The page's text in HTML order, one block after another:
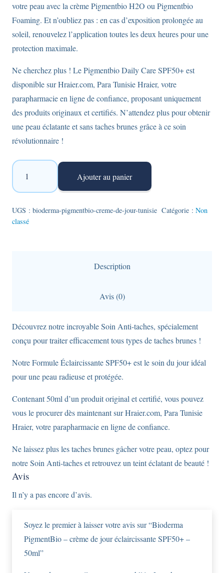
votre peau avec la crème Pigmentbio H2O ou Pigmentbio
Foaming. Et n’oubliez pas : en cas d’exposition prolongée au
soleil, renouvelez l’application toutes les deux heures pour une
protection maximale.
Ne cherchez plus ! Le Pigmentbio Daily Care SPF50+ est
disponible sur Hraier.com, Para Tunisie Hraier, votre
parapharmacie en ligne de confiance, proposant uniquement
des produits originaux et certifiés. N’attendez plus pour obtenir
une peau éclatante et sans taches brunes grâce à ce soin
révolutionnaire !
quantité
Bioderma
PigmentBio
-
Ajouter au panier
UGS : bioderma-pigmentbio-creme-de-jour-tunisie Catégorie : Non
classé
Description
Avis (0)
Découvrez notre incroyable Soin Anti-taches, spécialement
conçu pour traiter efficacement tous types de taches brunes !
Notre Formule Éclaircissante SPF50+ est le soin du jour idéal
pour une peau radieuse et protégée.
Contenant 50ml d’un produit original et certifié, vous pouvez
vous le procurer dès maintenant sur Hraier.com, Para Tunisie
Hraier, votre parapharmacie en ligne de confiance.
Ne laissez plus les taches brunes gâcher votre peau, optez pour
notre Soin Anti-taches et retrouvez un teint éclatant de beauté !
Avis
Il n’y a pas encore d’avis.
Soyez le premier à laisser votre avis sur “Bioderma
PigmentBio – crème de jour éclaircissante SPF50+ –
50ml”